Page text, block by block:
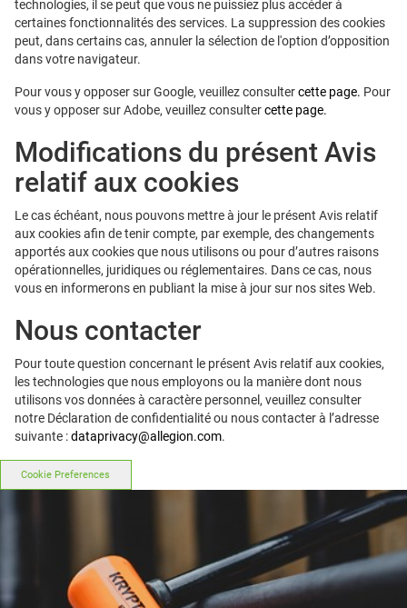
technologies, il se peut que vous ne puissiez plus accéder à
certaines fonctionnalités des services. La suppression des cookies
peut, dans certains cas, annuler la sélection de l'option d’opposition
dans votre navigateur.
Pour vous y opposer sur Google, veuillez consultercette page. Pour
vous y opposer sur Adobe, veuillez consultercette page.
Modifications du présent Avis
relatif aux cookies
Le cas échéant, nous pouvons mettre à jour le présent Avis relatif
aux cookies afin de tenir compte, par exemple, des changements
apportés aux cookies que nous utilisons ou pour d’autres raisons
opérationnelles, juridiques ou réglementaires. Dans ce cas, nous
vous en informerons en publiant la mise à jour sur nos sites Web.
Nous contacter
Pour toute question concernant le présent Avis relatif aux cookies,
les technologies que nous employons ou la manière dont nous
utilisons vos données à caractère personnel, veuillez consulter
notre Déclaration de confidentialité ou nous contacter à l’adresse
suivante :dataprivacy@allegion.com.
Cookie Preferences